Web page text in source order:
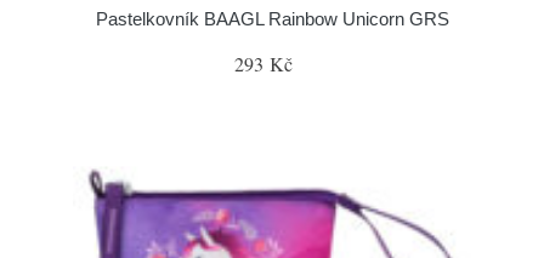
Pastelkovník BAAGL Rainbow Unicorn GRS
293 Kč